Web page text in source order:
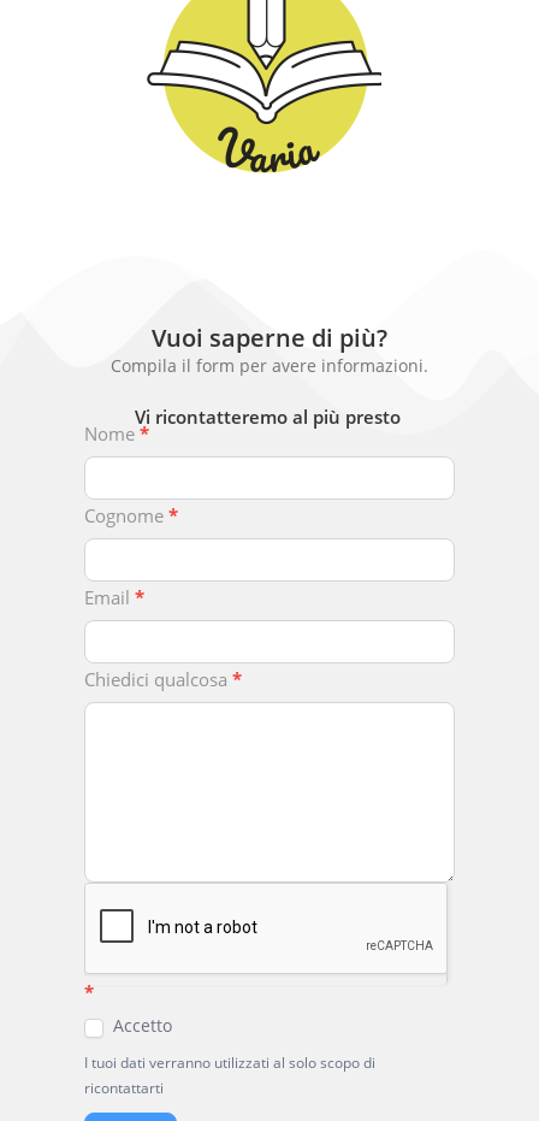
Vuoi saperne di più?
Compila il form per avere informazioni.
Vi ricontatteremo al più presto
Chiedici
Qualcosa
Nome *
Cognome *
Email *
Chiedici qualcosa *
*
Accetto
I tuoi dati verranno utilizzati al solo scopo di
ricontattarti